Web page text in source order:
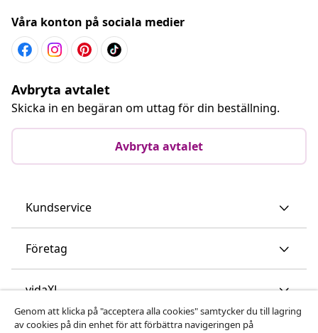
Våra konton på sociala medier
Avbryta avtalet
Skicka in en begäran om uttag för din beställning.
Avbryta avtalet
Kundservice
Företag
vidaXL
Genom att klicka på "acceptera alla cookies" samtycker du till lagring
av cookies på din enhet för att förbättra navigeringen på